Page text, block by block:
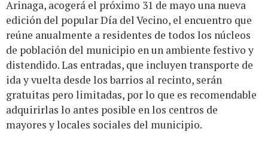
Arinaga, acogerá el próximo 31 de mayo una nueva
edición del popular Día del Vecino, el encuentro que
reúne anualmente a residentes de todos los núcleos
de población del municipio en un ambiente festivo y
distendido. Las entradas, que incluyen transporte de
ida y vuelta desde los barrios al recinto, serán
gratuitas pero limitadas, por lo que es recomendable
adquirirlas lo antes posible en los centros de
mayores y locales sociales del municipio.